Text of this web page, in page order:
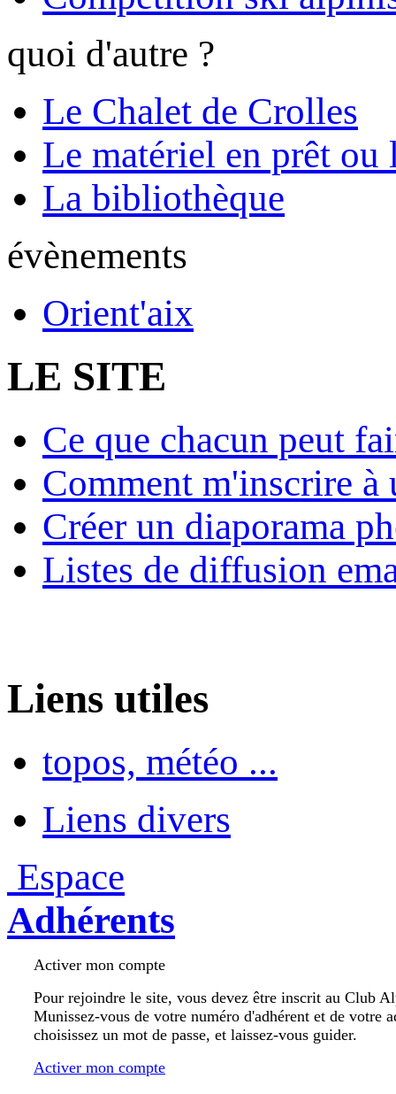
quoi d'autre ?
Le Chalet de Crolles
Le matériel en prêt ou
La bibliothèque
évènements
Orient'aix
LE SITE
Ce que chacun peut
Comment m'inscrire à
Créer un diaporama
Listes de diffusion
Liens utiles
topos, météo ...
Liens divers
Espace
Adhérents
Activer mon compte
Pour rejoindre le site, vous devez être inscrit au Club
Munissez-vous de votre numéro d'adhérent et de votre
choisissez un mot de passe, et laissez-vous guider.
Activer mon compte